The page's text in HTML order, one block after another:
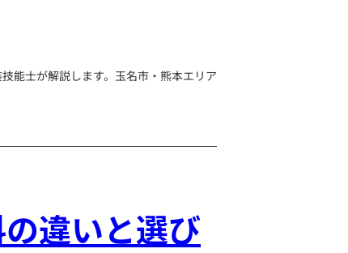
能士が解説します。玉名市・熊本エリア
違いと選び